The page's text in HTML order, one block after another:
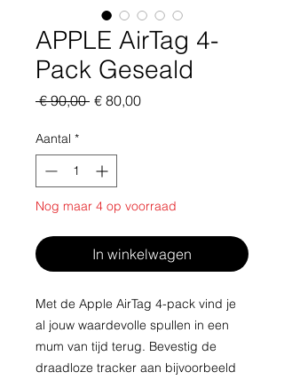
APPLE AirTag 4-
Pack Geseald
€ 90,00 Normale prijs
€ 80,00Verkoopprijs
Aantal *
Nog maar 4 op voorraad
In winkelwagen
Met de Apple AirTag 4-pack vind je
al jouw waardevolle spullen in een
mum van tijd terug. Bevestig de
draadloze tracker aan bijvoorbeeld